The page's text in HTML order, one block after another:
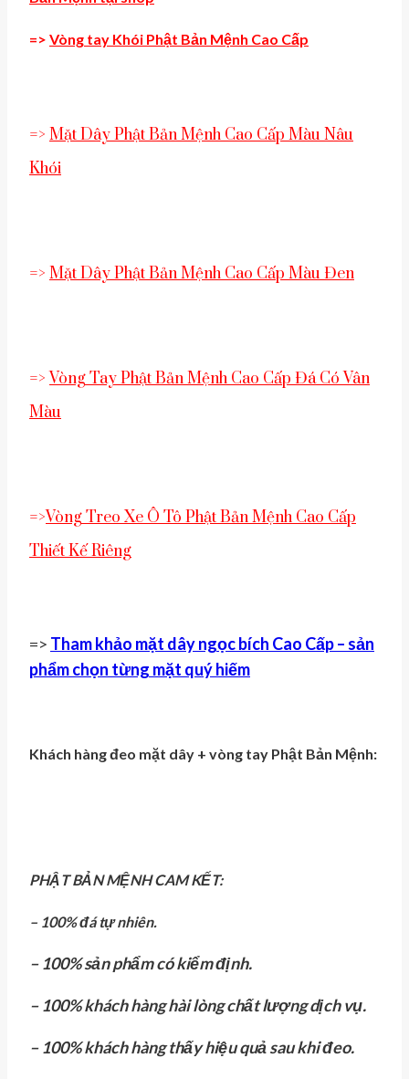
=> Vòng tay Khói Phật Bản Mệnh Cao Cấp
=> Mặt Dây Phật Bản Mệnh Cao Cấp Màu Nâu
Khói
=> Mặt Dây Phật Bản Mệnh Cao Cấp Màu Đen
=> Vòng Tay Phật Bản Mệnh Cao Cấp Đá Có Vân
Màu
=>Vòng Treo Xe Ô Tô Phật Bản Mệnh Cao Cấp
Thiết Kế Riêng
=> Tham khảo mặt dây ngọc bích Cao Cấp – sản
phẩm chọn từng mặt quý hiếm
Khách hàng đeo mặt dây + vòng tay Phật Bản Mệnh:
PHẬT BẢN MỆNHCAM KẾT:
– 100% đá tự nhiên.
– 100% sản phẩm có kiểm định.
– 100% khách hàng hài lòng chất lượng dịch vụ.
– 100% khách hàng thấy hiệu quả sau khi đeo.